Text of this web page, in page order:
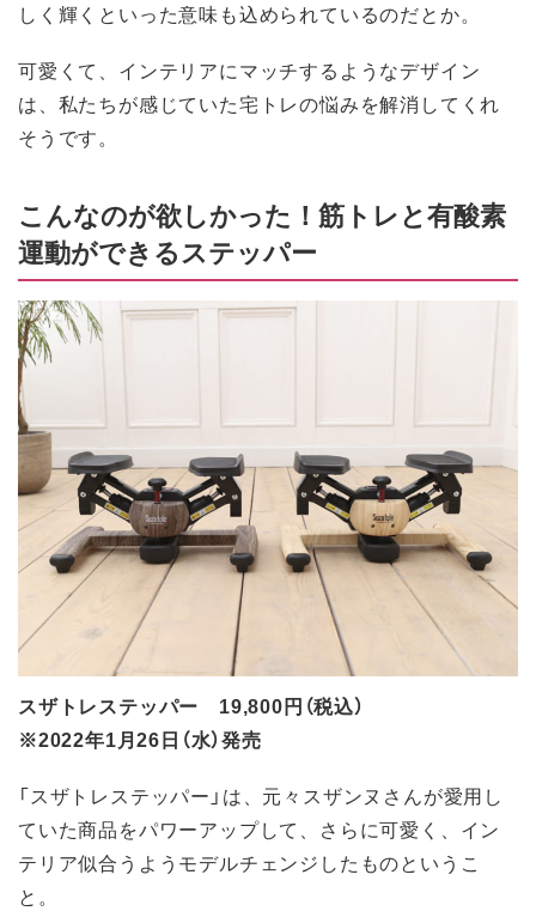
しく輝くといった意味も込められているのだとか。
可愛くて、インテリアにマッチするようなデザイン
は、私たちが感じていた宅トレの悩みを解消してくれ
そうです。
こんなのが欲しかった！筋トレと有酸素
運動ができるステッパー
スザトレステッパー 19,800円（税込）
※2022年1月26日（水）発売
「スザトレステッパー」は、元々スザンヌさんが愛用し
ていた商品をパワーアップして、さらに可愛く、イン
テリア似合うようモデルチェンジしたものというこ
と。